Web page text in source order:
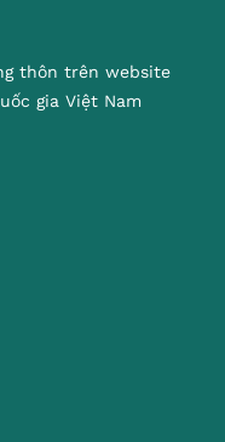
thôn trên website
gia Việt Nam